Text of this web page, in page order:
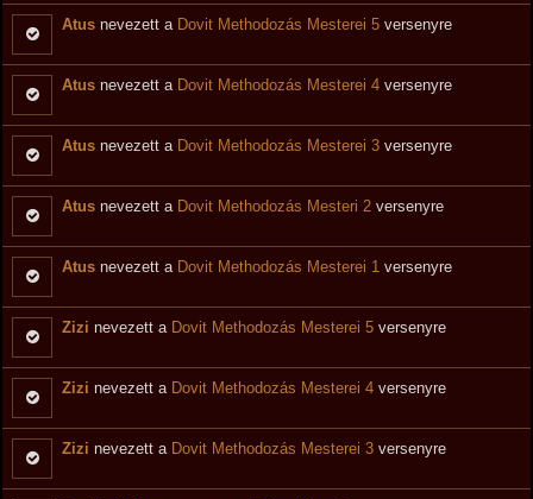
Atus nevezett a Dovit Methodozás Mesterei 5 versenyre
Atus nevezett a Dovit Methodozás Mesterei 4 versenyre
Atus nevezett a Dovit Methodozás Mesterei 3 versenyre
Atus nevezett a Dovit Methodozás Mesteri 2 versenyre
Atus nevezett a Dovit Methodozás Mesterei 1 versenyre
Zizi nevezett a Dovit Methodozás Mesterei 5 versenyre
Zizi nevezett a Dovit Methodozás Mesterei 4 versenyre
Zizi nevezett a Dovit Methodozás Mesterei 3 versenyre